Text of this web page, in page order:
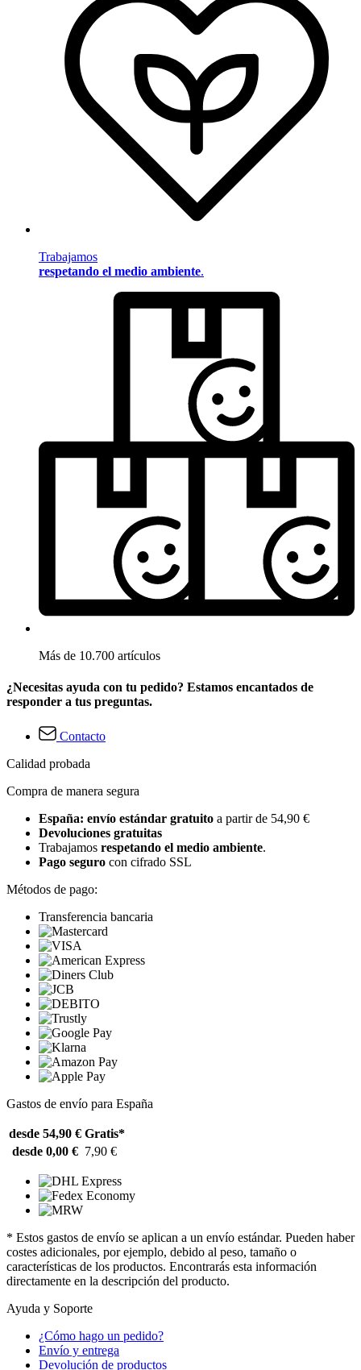
Trabajamos
respetando el medio ambiente.
Más de 10.700 artículos
¿Necesitas ayuda con tu pedido? Estamos encantados de
responder a tus preguntas.
Contacto
Calidad probada
Compra de manera segura
España: envío estándar gratuito a partir de 54,90 €
Devoluciones gratuitas
Trabajamos respetando el medio ambiente.
Pago seguro con cifrado SSL
Métodos de pago:
Transferencia bancaria
Gastos de envío para España
desde 54,90 € Gratis*
desde 0,00 € 7,90 €
* Estos gastos de envío se aplican a un envío estándar. Pueden haber
costes adicionales, por ejemplo, debido al peso, tamaño o
características de los productos. Encontrarás esta información
directamente en la descripción del producto.
Ayuda y Soporte
¿Cómo hago un pedido?
Envío y entrega
Devolución de productos